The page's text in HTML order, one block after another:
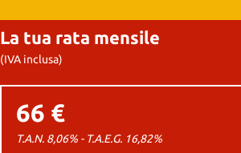
La tua rata mensile
(IVA inclusa)
66 €
T.A.N. 8,06% - T.A.E.G. 16,82%